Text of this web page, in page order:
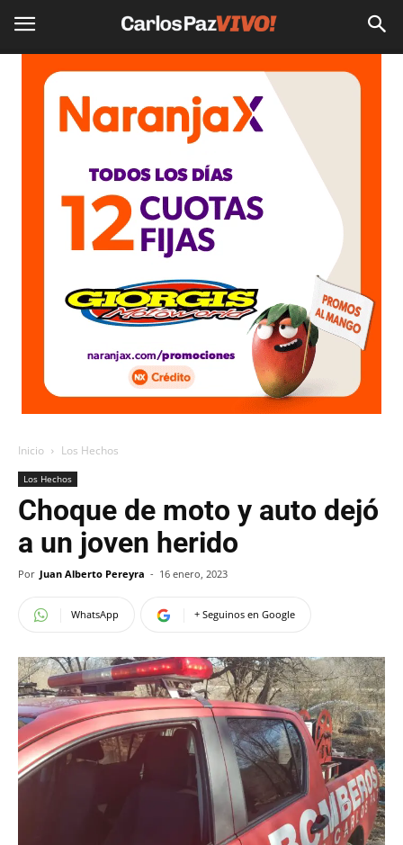
Inicio Los Hechos
Los Hechos
Choque de moto y auto dejó
a un joven herido
Por Juan Alberto Pereyra - 16 enero, 2023
WhatsApp + Seguinos en Google